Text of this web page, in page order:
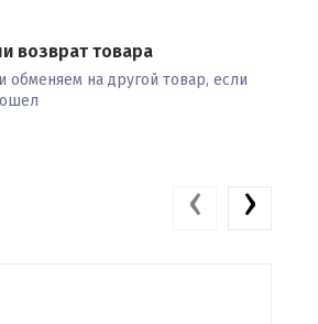
возврат товара
обменяем на другой товар, если
‹ ›